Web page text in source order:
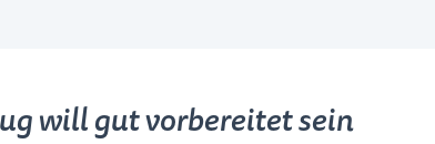
will gut vorbereitet sein